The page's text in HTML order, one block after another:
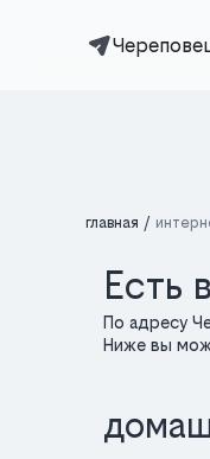
главная
Есть
По адресу
Ниже вы